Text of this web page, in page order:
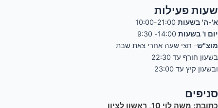
שעות פעילות
א'-ה' בשעות
יום ו' בשעות
מוצ"ש– חצי שעה אחרי צאת שבת
בשעון חורף עד 22:30
ובשעון קיץ עד 23:00
סניפים
כתובת: משה לוי 10, ראשון לציון